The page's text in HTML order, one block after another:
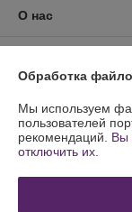
О нас
График работы
Обработка
Мы используем
пользователей
рекомендаций. Вы
отключить их.